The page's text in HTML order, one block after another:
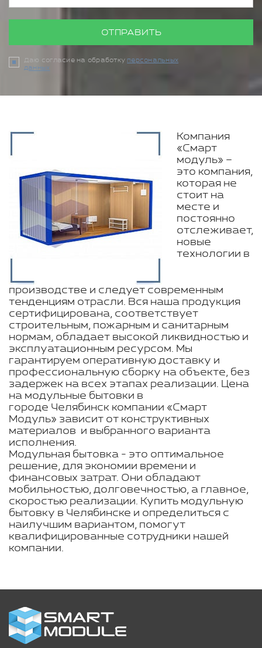
ОТПРАВИТЬ
Даю согласие на обработку персональных
данных
Компания
«Смарт
модуль» –
это компания,
которая не
стоит на
месте и
постоянно
отслеживает,
новые
технологии в
производстве и следует современным
тенденциям отрасли. Вся наша продукция
сертифицирована, соответствует
строительным, пожарным и санитарным
нормам, обладает высокой ликвидностью и
эксплуатационным ресурсом. Мы
гарантируем оперативную доставку и
профессиональную сборку на объекте, без
задержек на всех этапах реализации. Цена
на модульные бытовки в
городе Челябинск компании «Смарт
Модуль» зависит от конструктивных
материалов и выбранного варианта
исполнения.
Модульная бытовка - это оптимальное
решение, для экономии времени и
финансовых затрат. Они обладают
мобильностью, долговечностью, а главное,
скоростью реализации. Купить модульную
бытовку в Челябинске и определиться с
наилучшим вариантом, помогут
квалифицированные сотрудники нашей
компании.